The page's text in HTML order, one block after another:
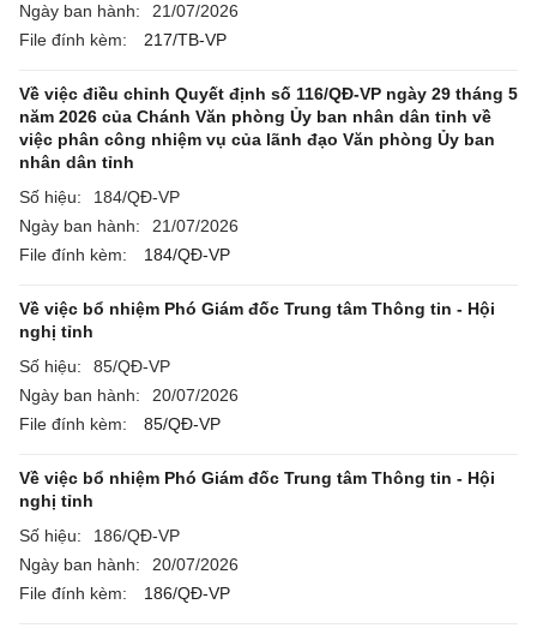
Ngày ban hành:
21/07/2026
File đính kèm:
217/TB-VP
Về việc điều chỉnh Quyết định số 116/QĐ-VP ngày 29 tháng 5
năm 2026 của Chánh Văn phòng Ủy ban nhân dân tỉnh về
việc phân công nhiệm vụ của lãnh đạo Văn phòng Ủy ban
nhân dân tỉnh
Số hiệu:
184/QĐ-VP
Ngày ban hành:
21/07/2026
File đính kèm:
184/QĐ-VP
Về việc bổ nhiệm Phó Giám đốc Trung tâm Thông tin - Hội
nghị tỉnh
Số hiệu:
85/QĐ-VP
Ngày ban hành:
20/07/2026
File đính kèm:
85/QĐ-VP
Về việc bổ nhiệm Phó Giám đốc Trung tâm Thông tin - Hội
nghị tỉnh
Số hiệu:
186/QĐ-VP
Ngày ban hành:
20/07/2026
File đính kèm:
186/QĐ-VP